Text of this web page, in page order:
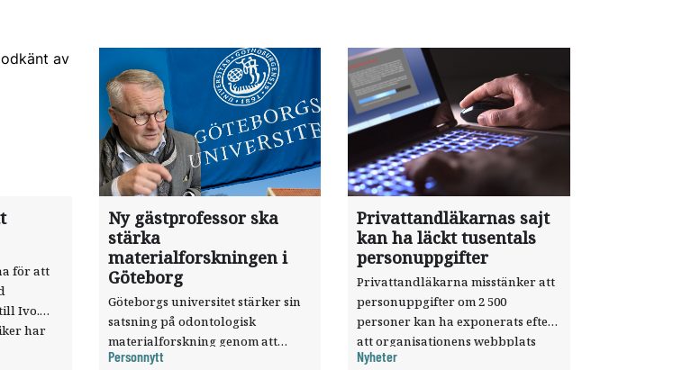
för att
Ivo.
har
Ny gästprofessor ska
stärka
materialforskningen i
Göteborg
Göteborgs universitet stärker sin
satsning på odontologisk
materialforskning genom att
knyta forskaren Pekka Vallittu till
Personnytt
Privattandläkarnas sajt
kan ha läckt tusentals
personuppgifter
Privattandläkarna misstänker att
personuppgifter om 2 500
personer kan ha exponerats efter
att organisationens webbplats
utnyttjats genom en sårbarhet i ett
Nyheter